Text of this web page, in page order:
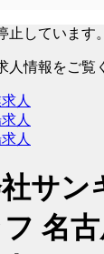
止しています。
人情報をご覧
人
人
人
サン
名